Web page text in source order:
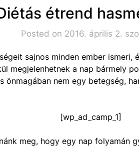
étrend
Posted on 2016. április 2.
sajnos minden ember
megjelenhetnek a nap bármely
önmagában nem egy betegség,
[wp_ad_camp_1]
meg, hogy egy nap folyamán